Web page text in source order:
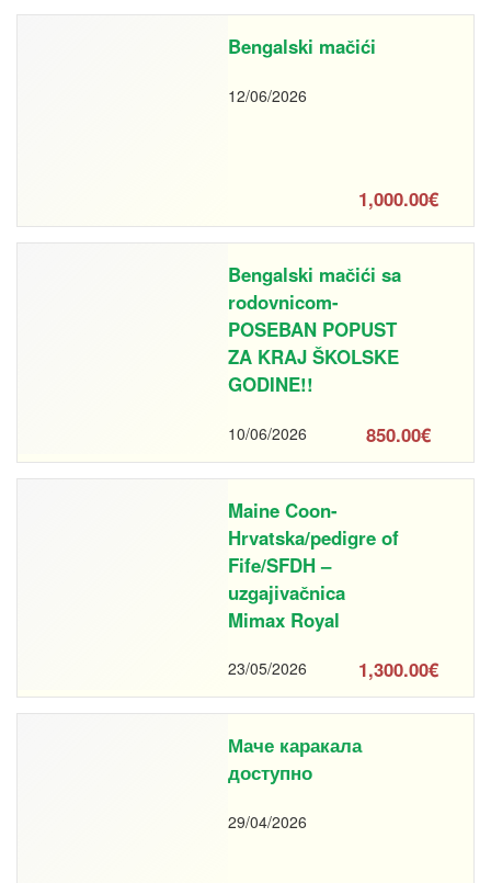
Bengalski mačići
12/06/2026
1,000.00€
Bengalski mačići sa
rodovnicom-
POSEBAN POPUST
ZA KRAJ ŠKOLSKE
GODINE!!
10/06/2026 850.00€
Maine Coon-
Hrvatska/pedigre of
Fife/SFDH –
uzgajivačnica
Mimax Royal
23/05/2026 1,300.00€
Маче каракала
доступно
29/04/2026